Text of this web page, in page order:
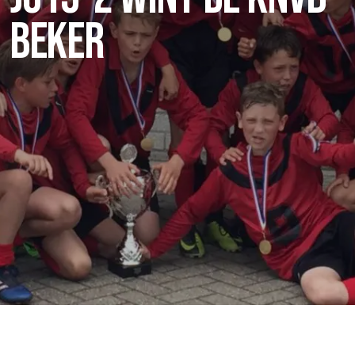
Clubinfo
Nieuwsoverzicht
Sponsoring
SPORTPARK GOED GENOEG
LIDMAATSCHAP
CONTACT
BEKER